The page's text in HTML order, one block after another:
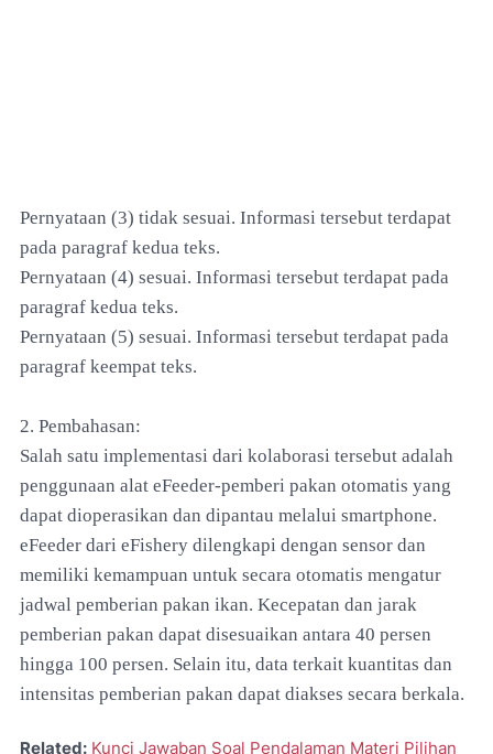
Pernyataan (3) tidak sesuai. Informasi tersebut terdapat
pada paragraf kedua teks.
Pernyataan (4) sesuai. Informasi tersebut terdapat pada
paragraf kedua teks.
Pernyataan (5) sesuai. Informasi tersebut terdapat pada
paragraf keempat teks.
2. Pembahasan:
Salah satu implementasi dari kolaborasi tersebut adalah
penggunaan alat eFeeder-pemberi pakan otomatis yang
dapat dioperasikan dan dipantau melalui smartphone.
eFeeder dari eFishery dilengkapi dengan sensor dan
memiliki kemampuan untuk secara otomatis mengatur
jadwal pemberian pakan ikan. Kecepatan dan jarak
pemberian pakan dapat disesuaikan antara 40 persen
hingga 100 persen. Selain itu, data terkait kuantitas dan
intensitas pemberian pakan dapat diakses secara berkala.
Related: Kunci Jawaban Soal Pendalaman Materi Pilihan